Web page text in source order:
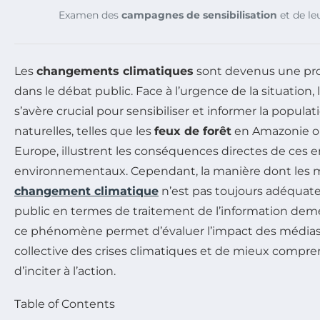
Examen des campagnes de sensibilisation et de
Les changements climatiques sont devenus une
dans le débat public. Face à l’urgence de la situation,
s’avère crucial pour sensibiliser et informer la
naturelles, telles que les feux de forêt en Amazonie
Europe, illustrent les conséquences directes de ces
environnementaux. Cependant, la manière dont les
changement climatique n’est pas toujours
public en termes de traitement de l’information
ce phénomène permet d’évaluer l’impact des
collective des crises climatiques et de mieux
d’inciter à l’action.
Table of Contents